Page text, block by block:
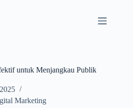
untuk Menjangkau Publik
Marketing